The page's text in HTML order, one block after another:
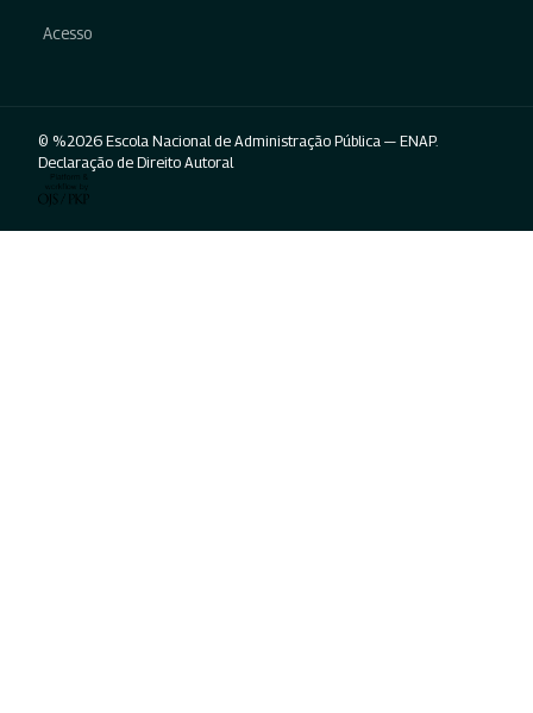
Acesso
© %2026 Escola Nacional de Administração Pública — ENAP.
Declaração de Direito Autoral